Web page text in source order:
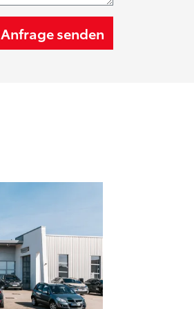
Anfrage senden